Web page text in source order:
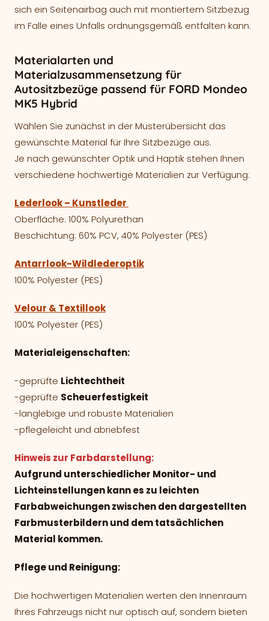
sich ein Seitenairbag auch mit montiertem Sitzbezug
im Falle eines Unfalls ordnungsgemäß entfalten kann.
Materialarten und
Materialzusammensetzung für
Autositzbezüge passend für FORD Mondeo
MK5 Hybrid
Wählen Sie zunächst in der Musterübersicht das
gewünschte Material für Ihre Sitzbezüge aus.
Je nach gewünschter Optik und Haptik stehen Ihnen
verschiedene hochwertige Materialien zur Verfügung:
Lederlook – Kunstleder
Oberfläche: 100% Polyurethan
Beschichtung: 60% PCV, 40% Polyester (PES)
Antarrlook-Wildlederoptik
100% Polyester (PES)
Velour & Textillook
100% Polyester (PES)
Materialeigenschaften:
-geprüfte Lichtechtheit
-geprüfte Scheuerfestigkeit
-langlebige und robuste Materialien
-pflegeleicht und abriebfest
Hinweis zur Farbdarstellung:
Aufgrund unterschiedlicher Monitor- und
Lichteinstellungen kann es zu leichten
Farbabweichungen zwischen den dargestellten
Farbmusterbildern und dem tatsächlichen
Material kommen.
Pflege und Reinigung:
Die hochwertigen Materialien werten den Innenraum
Ihres Fahrzeugs nicht nur optisch auf, sondern bieten